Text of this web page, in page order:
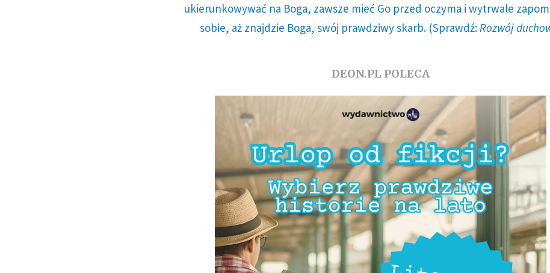
ukierunkowywać na Boga, zawsze mieć Go przed oczyma i wytrwale
sobie, aż znajdzie Boga, swój prawdziwy skarb. (Sprawdź: Rozwój
DEON.PL POLECA